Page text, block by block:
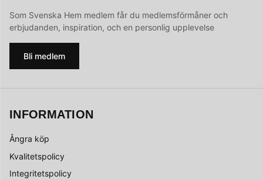
Som Svenska Hem medlem får du medlemsförmåner och
erbjudanden, inspiration, och en personlig upplevelse
Bli medlem
INFORMATION
Ångra köp
Kvalitetspolicy
Integritetspolicy